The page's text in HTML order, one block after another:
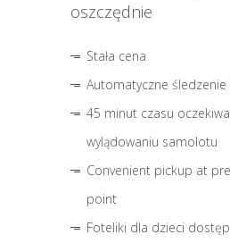
oszczędnie
Stała cena
Automatyczne
45 minut czasu
wylądowaniu samolotu
Convenient pickup at
point
Foteliki dla dzieci